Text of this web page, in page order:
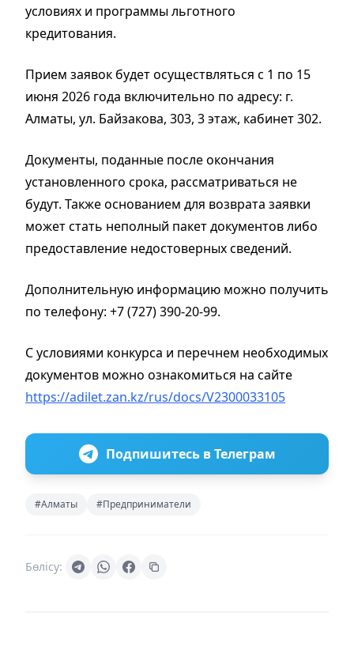
условиях и программы льготного
кредитования.
Прием заявок будет осуществляться с 1 по 15
июня 2026 года включительно по адресу: г.
Алматы, ул. Байзакова, 303, 3 этаж, кабинет 302.
Документы, поданные после окончания
установленного срока, рассматриваться не
будут. Также основанием для возврата заявки
может стать неполный пакет документов либо
предоставление недостоверных сведений.
Дополнительную информацию можно получить
по телефону: +7 (727) 390-20-99.
С условиями конкурса и перечнем необходимых
документов можно ознакомиться на сайте
https://adilet.zan.kz/rus/docs/V2300033105
Подпишитесь в Телеграм
#Алматы #Предприниматели
Бөлісу: